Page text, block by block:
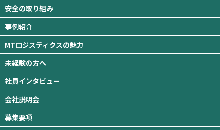
安全の取り組み
事例紹介
MTロジスティクスの魅力
未経験の方へ
社員インタビュー
会社説明会
募集要項